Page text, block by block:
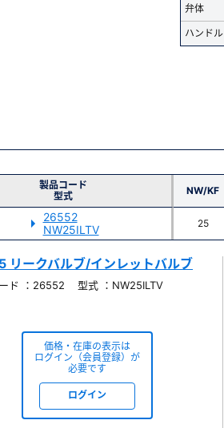
弁体
ハンドル
製品コード
型式
NW/KF
26552
NW25ILTV
25
リークバルブ/インレットバルブ
ド ：26552 型式 ：NW25ILTV
価格・在庫の表示は
ログイン（会員登録）が
必要です
ログイン